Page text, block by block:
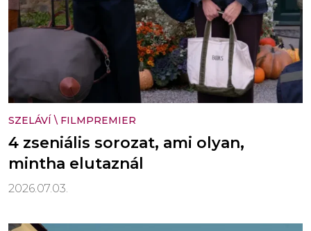
SZELÁVÍ \ FILMPREMIER
4 zseniális sorozat, ami olyan,
mintha elutaznál
2026.07.03.